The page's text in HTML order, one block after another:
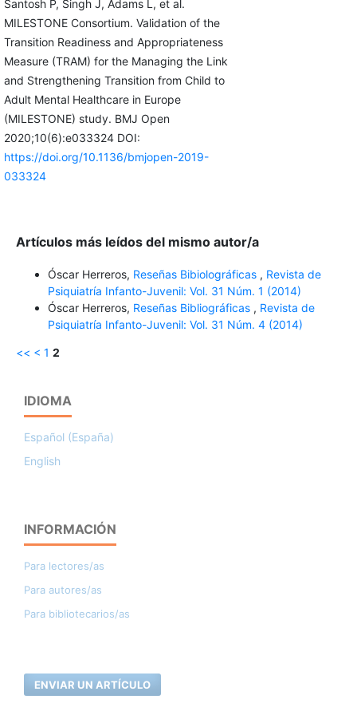
Santosh P, Singh J, Adams L, et al.
MILESTONE Consortium. Validation of the
Transition Readiness and Appropriateness
Measure (TRAM) for the Managing the Link
and Strengthening Transition from Child to
Adult Mental Healthcare in Europe
(MILESTONE) study. BMJ Open
2020;10(6):e033324 DOI:
https://doi.org/10.1136/bmjopen-2019-
033324
Artículos más leídos del mismo autor/a
Óscar Herreros, Reseñas Bibiolográficas , Revista de
Psiquiatría Infanto-Juvenil: Vol. 31 Núm. 1 (2014)
Óscar Herreros, Reseñas Bibliográficas , Revista de
Psiquiatría Infanto-Juvenil: Vol. 31 Núm. 4 (2014)
<< < 1 2
IDIOMA
Español (España)
English
INFORMACIÓN
Para lectores/as
Para autores/as
Para bibliotecarios/as
ENVIAR UN ARTÍCULO